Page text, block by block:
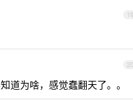
19
20
道为啥，感觉蠢翻天了。。